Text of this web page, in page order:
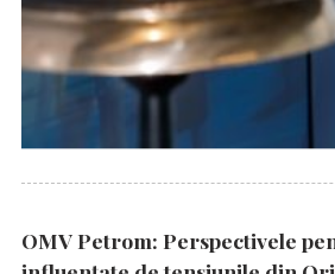
OMV Petrom: Perspectivele